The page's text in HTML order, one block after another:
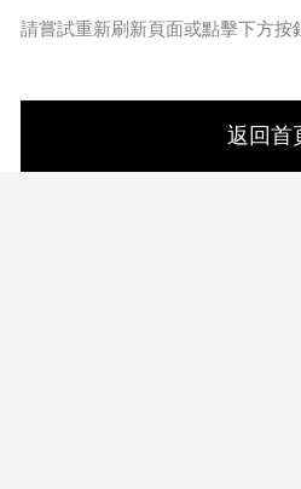
請嘗試重新刷新頁面或點擊下方按
返回首